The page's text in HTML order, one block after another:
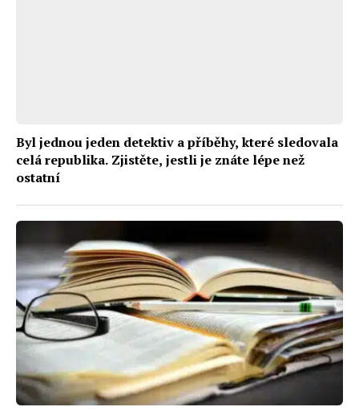
Byl jednou jeden detektiv a příběhy, které sledovala
celá republika. Zjistěte, jestli je znáte lépe než
ostatní